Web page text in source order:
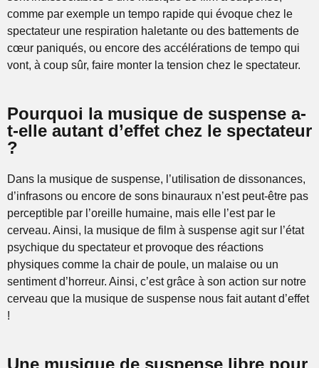
comme par exemple un tempo rapide qui évoque chez le
spectateur une respiration haletante ou des battements de
cœur paniqués, ou encore des accélérations de tempo qui
vont, à coup sûr, faire monter la tension chez le spectateur.
Pourquoi la musique de suspense a-
t-elle autant d’effet chez le spectateur
?
Dans la musique de suspense, l’utilisation de dissonances,
d’infrasons ou encore de sons binauraux n’est peut-être pas
perceptible par l’oreille humaine, mais elle l’est par le
cerveau. Ainsi, la musique de film à suspense agit sur l’état
psychique du spectateur et provoque des réactions
physiques comme la chair de poule, un malaise ou un
sentiment d’horreur. Ainsi, c’est grâce à son action sur notre
cerveau que la musique de suspense nous fait autant d’effet
!
Une musique de suspense libre pour